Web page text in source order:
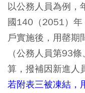
以公務人員為例，
國140（2051）年
戶實施後，用罄期
（公務人員第93
算，撥補因新進人
若附表三被凍結，